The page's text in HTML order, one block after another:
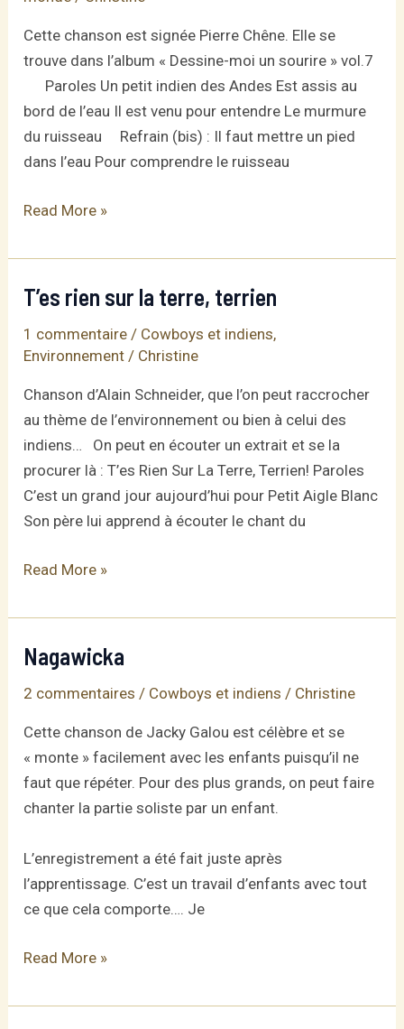
Cette chanson est signée Pierre Chêne. Elle se
trouve dans l’album « Dessine-moi un sourire » vol.7
Paroles Un petit indien des Andes Est assis au
bord de l’eau Il est venu pour entendre Le murmure
du ruisseau Refrain (bis) : Il faut mettre un pied
dans l’eau Pour comprendre le ruisseau
Un
indien
des
Andes
Read More »
T’es rien sur la terre, terrien
1 commentaire / Cowboys et indiens,
Environnement / Christine
Chanson d’Alain Schneider, que l’on peut raccrocher
au thème de l’environnement ou bien à celui des
indiens… On peut en écouter un extrait et se la
procurer là : T’es Rien Sur La Terre, Terrien! Paroles
C’est un grand jour aujourd’hui pour Petit Aigle Blanc
Son père lui apprend à écouter le chant du
T’es
sur
la
terre,
terrien
Read More »
Nagawicka
2 commentaires / Cowboys et indiens / Christine
Cette chanson de Jacky Galou est célèbre et se
« monte » facilement avec les enfants puisqu’il ne
faut que répéter. Pour des plus grands, on peut faire
chanter la partie soliste par un enfant.
L’enregistrement a été fait juste après
l’apprentissage. C’est un travail d’enfants avec tout
ce que cela comporte…. Je
Nagawicka
Read More »